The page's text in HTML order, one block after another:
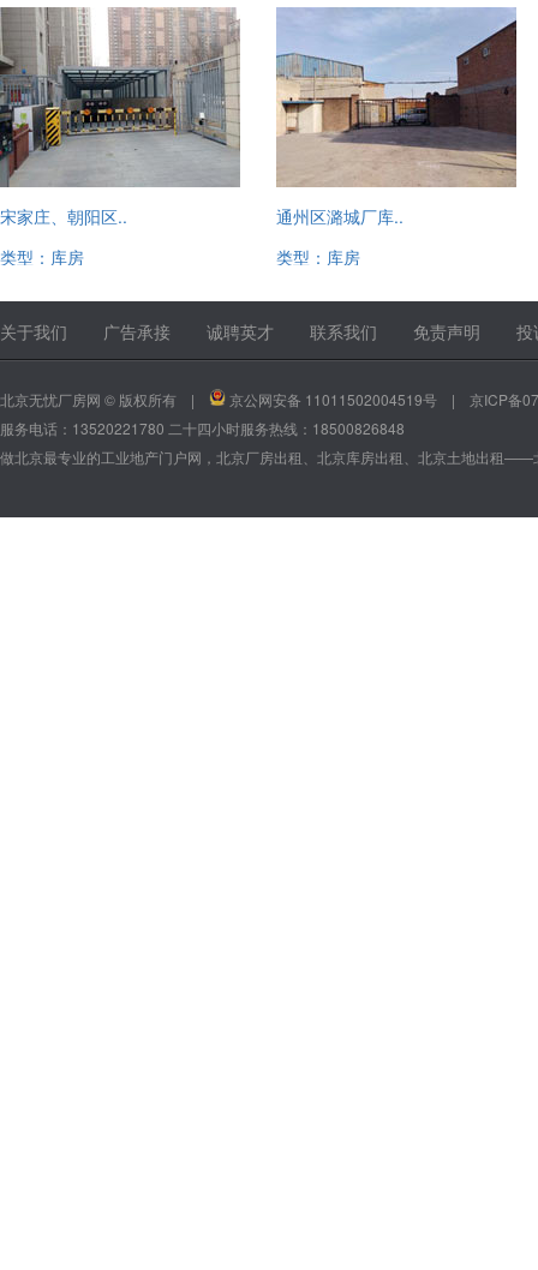
宋家庄、朝阳区..
类型：库房
13520221780
通州区潞城厂库..
类型：库房
13520221780
关于我们
广告承接 诚聘英才 联系我们 免责声明 投
北京无忧厂房网 © 版权所有 | 京公网安备 11011502004519号 | 京ICP备
服务电话：13520221780 二十四小时服务热线：18500826848
做北京最专业的工业地产门户网，北京厂房出租、北京库房出租、北京土地出租